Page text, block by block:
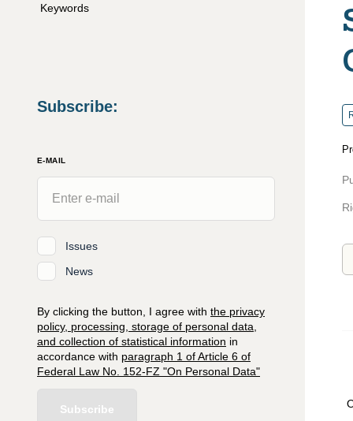
Keywords
Subscribe:
E-MAIL
Issues
News
By clicking the button, I agree with the privacy
policy, processing, storage of personal data,
and collection of statistical information in
accordance with paragraph 1 of Article 6 of
Federal Law No. 152-FZ "On Personal Data"
Subscribe